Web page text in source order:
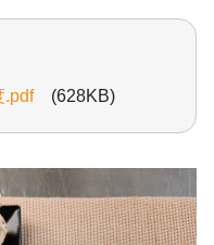
.pdf(628KB)